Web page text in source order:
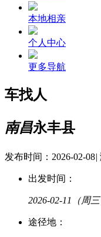
本地相亲
个人中心
更多导航
车找人
南昌永丰县
发布时间：2026-02-08|
出发时间：
2026-02-11 （周
途径地：